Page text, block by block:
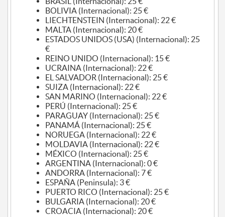
BOLIVIA (Internacional): 25 €
LIECHTENSTEIN (Internacional): 22 €
MALTA (Internacional): 20 €
ESTADOS UNIDOS (USA) (Internacional): 25
€
REINO UNIDO (Internacional): 15 €
UCRAINA (Internacional): 22 €
EL SALVADOR (Internacional): 25 €
SUIZA (Internacional): 22 €
SAN MARINO (Internacional): 22 €
PERÚ (Internacional): 25 €
PARAGUAY (Internacional): 25 €
PANAMÁ (Internacional): 25 €
NORUEGA (Internacional): 22 €
MOLDAVIA (Internacional): 22 €
MÉXICO (Internacional): 25 €
ARGENTINA (Internacional): 0 €
ANDORRA (Internacional): 7 €
ESPAÑA (Peninsula): 3 €
PUERTO RICO (Internacional): 25 €
BULGARIA (Internacional): 20 €
CROACIA (Internacional): 20 €